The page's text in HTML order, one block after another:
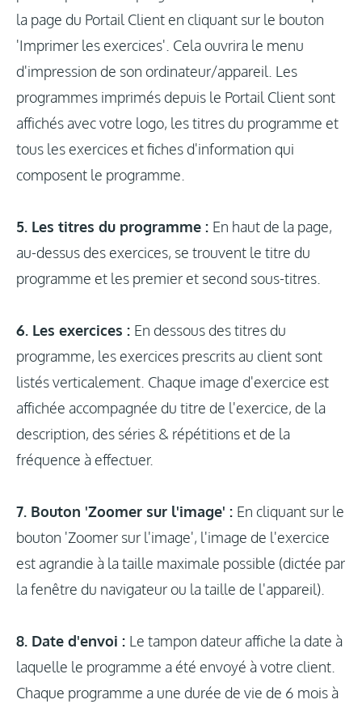
la page du Portail Client en cliquant sur le bouton
'Imprimer les exercices'. Cela ouvrira le menu
d'impression de son ordinateur/appareil. Les
programmes imprimés depuis le Portail Client sont
affichés avec votre logo, les titres du programme et
tous les exercices et fiches d'information qui
composent le programme.
5. Les titres du programme : En haut de la page,
au-dessus des exercices, se trouvent le titre du
programme et les premier et second sous-titres.
6. Les exercices : En dessous des titres du
programme, les exercices prescrits au client sont
listés verticalement. Chaque image d'exercice est
affichée accompagnée du titre de l'exercice, de la
description, des séries & répétitions et de la
fréquence à effectuer.
7. Bouton 'Zoomer sur l'image' : En cliquant sur le
bouton 'Zoomer sur l'image', l'image de l'exercice
est agrandie à la taille maximale possible (dictée par
la fenêtre du navigateur ou la taille de l'appareil).
8. Date d'envoi : Le tampon dateur affiche la date à
laquelle le programme a été envoyé à votre client.
Chaque programme a une durée de vie de 6 mois à